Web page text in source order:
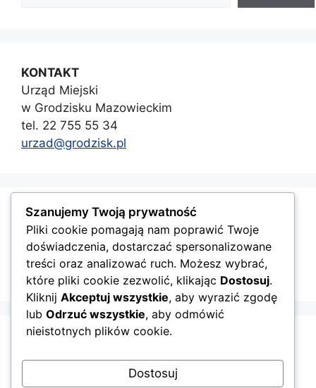
KONTAKT
Urząd Miejski
w Grodzisku Mazowieckim
tel. 22 755 55 34
urzad@grodzisk.pl
GMINA GRODZISK MAZOWIECKI
Szanujemy Twoją prywatność
Pliki cookie pomagają nam poprawić Twoje
doświadczenia, dostarczać spersonalizowane
treści oraz analizować ruch. Możesz wybrać,
które pliki cookie zezwolić, klikając Dostosuj.
Kliknij Akceptuj wszystkie, aby wyrazić zgodę
lub Odrzuć wszystkie, aby odmówić
nieistotnych plików cookie.
Dostosuj